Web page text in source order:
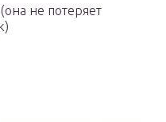
не потеряет